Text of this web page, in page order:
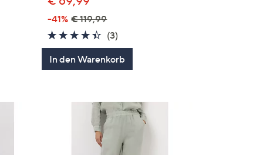
-41% € 119,99
4.3
von
5
(3)
Bewertungen
In den Warenkorb